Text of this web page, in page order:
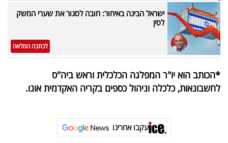
ישראל הבינה באיחור: חובה לסגור את שערי המשק
לסין
לכתבה המלאה
*הכותב הוא יו"ר המפלגה הכלכלית וראש ביה"ס
לחשבונאות, כלכלה וניהול כספים בקריה האקדמית אונו.
עקבו אחרינו